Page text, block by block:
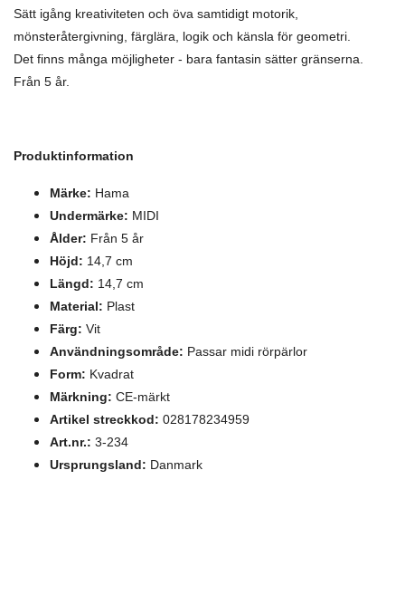
Sätt igång kreativiteten och öva samtidigt motorik,
mönsteråtergivning, färglära, logik och känsla för geometri.
Det finns många möjligheter - bara fantasin sätter gränserna.
Från 5 år.
Produktinformation
Märke: Hama
Undermärke: MIDI
Ålder: Från 5 år
Höjd: 14,7 cm
Längd: 14,7 cm
Material: Plast
Färg: Vit
Användningsområde: Passar midi rörpärlor
Form: Kvadrat
Märkning: CE-märkt
Artikel streckkod: 028178234959
Art.nr.: 3-234
Ursprungsland: Danmark